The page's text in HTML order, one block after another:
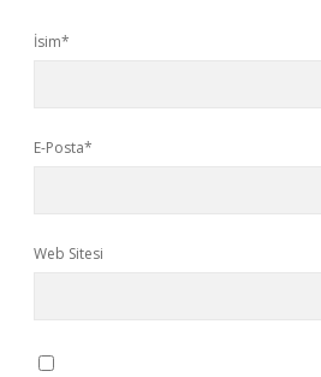
İsim*
E-Posta*
Web Sitesi